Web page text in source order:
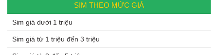
SIM THEO MỨC GIÁ
Sim giá dưới 1 triệu
Sim giá từ 1 triệu đến 3 triệu